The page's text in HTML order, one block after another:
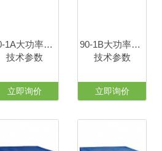
90-1A大功率磁力搅拌器
技术参数
立即询价
90-1B大功率恒温磁力搅拌器
技术参数
立即询价